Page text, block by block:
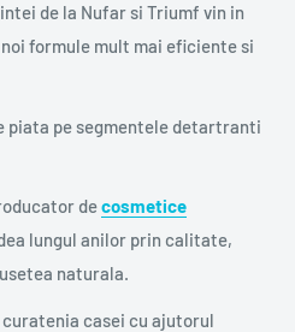
de la Nufar si Triumf vin in
formule mult mai eficiente si
piata pe segmentele detartranti
decosmetice
lungul anilor prin calitate,
naturala.
casei cu ajutorul